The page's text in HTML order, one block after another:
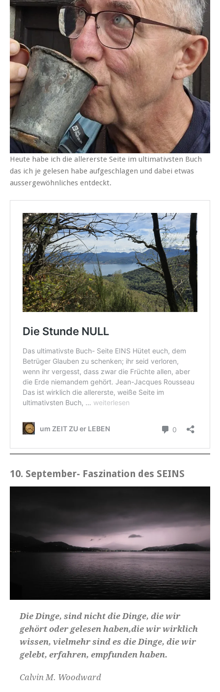
Heute habe ich die allererste Seite im ultimativsten Buch
das ich je gelesen habe aufgeschlagen und dabei etwas
aussergewöhnliches entdeckt.
10. September- Faszination des SEINS
Die Dinge, sind nicht die Dinge, die wir
gehört oder gelesen haben,die wir wirklich
wissen, vielmehr sind es die Dinge, die wir
gelebt, erfahren, empfunden haben.
Calvin M. Woodward